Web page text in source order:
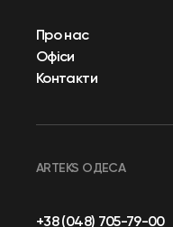
Про нас
Офіси
Контакти
ARTEKS ОДЕСА
+38 (048) 705-79-00